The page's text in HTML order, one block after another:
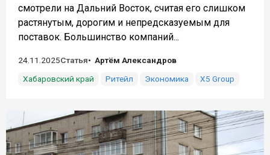
смотрели на Дальний Восток, считая его слишком
растянутым, дорогим и непредсказуемым для
поставок. Большинство компаний...
24.11.2025Статья
Артём Александров
Хабаровский край
Ритейл Экономика X5 Group